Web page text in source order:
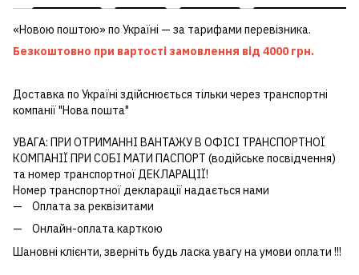
«Новою поштою» по Україні — за тарифами перевізника.
Безкоштовно при вартості замовлення від 4000 грн.
Доставка по Україні здійснюється тільки через транспортні
компанії "Нова пошта"
УВАГА: ПРИ ОТРИМАННІ ВАНТАЖУ В ОФІСІ ТРАНСПОРТНОЇ
КОМПАНІЇ ПРИ СОБІ МАТИ ПАСПОРТ (водійське посвідчення)
та номер транспортної ДЕКЛАРАЦІЇ!
Номер транспортної декларації надається нами
Оплата за реквізитами
Онлайн-оплата карткою
Шановні клієнти, зверніть будь ласка увагу на умови оплати !!!